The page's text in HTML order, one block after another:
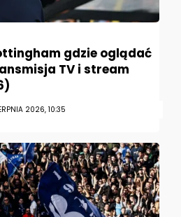
gdzie oglądać
TV i stream
2026, 10:35